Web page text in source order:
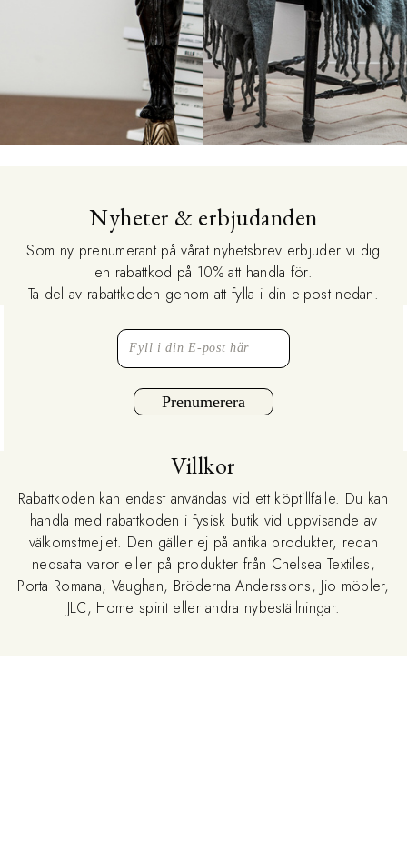
Nyheter & erbjudanden
Som ny prenumerant på vårat nyhetsbrev erbjuder vi dig
en rabattkod på 10% att handla för.
Ta del av rabattkoden genom att fylla i din e-post nedan.
Prenumerera
Villkor
Rabattkoden kan endast användas vid ett köptillfälle. Du kan
handla med rabattkoden i fysisk butik vid uppvisande av
välkomstmejlet. Den gäller ej på antika produkter, redan
nedsatta varor eller på produkter från Chelsea Textiles,
Porta Romana, Vaughan, Bröderna Anderssons, Jio möbler,
JLC, Home spirit eller andra nybeställningar.